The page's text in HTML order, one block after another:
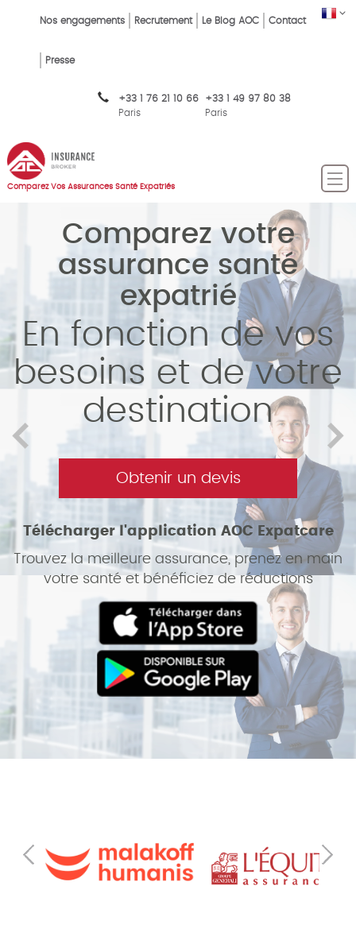
content
FR
Top
Menu
FR
Nos engagements Recrutement Le Blog AOC Contact
Presse
+33 1 76 21 10 66
Paris
+33 1 49 97 80 38
Paris
Comparez Vos Assurances Santé Expatriés
Comparez votre
assurance santé
expatrié
En fonction de vos
besoins et de votre
destination
Obtenir un devis
Télécharger l'application AOC Expatcare
Trouvez la meilleure assurance, prenez en main
votre santé et bénéficiez de réductions